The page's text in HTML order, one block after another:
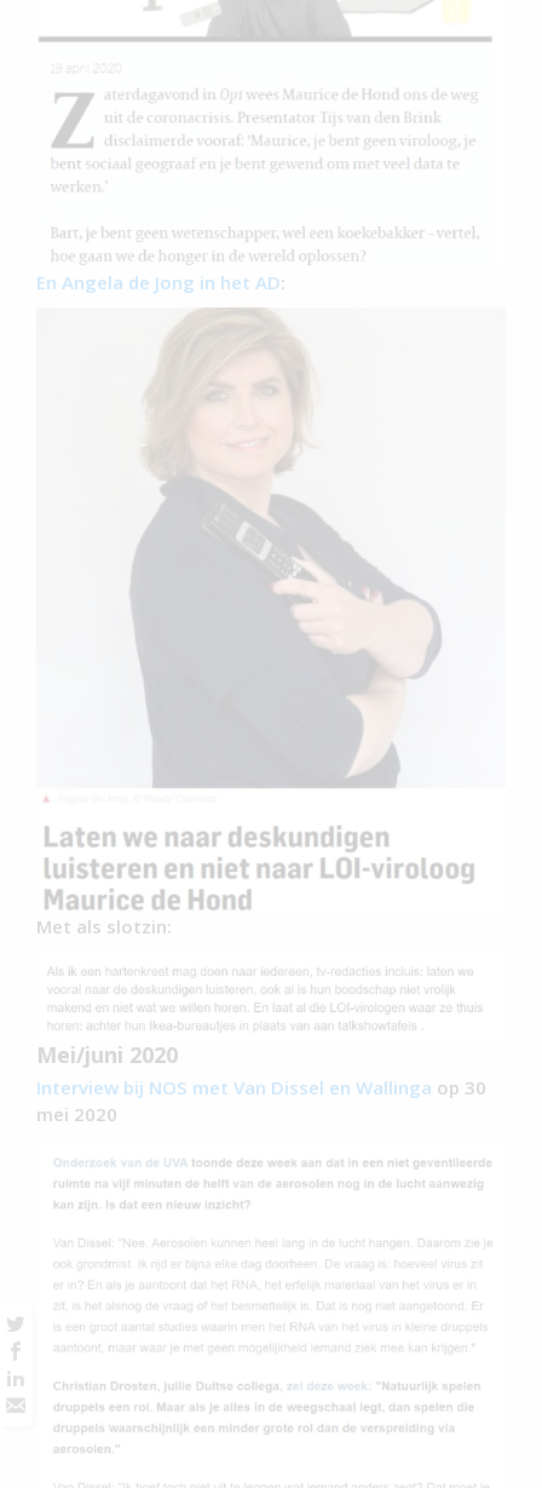
En Angela de Jong in het AD:
Met als slotzin:
Mei/juni 2020
Interview bij NOS met Van Dissel en Wallinga op 30
mei 2020